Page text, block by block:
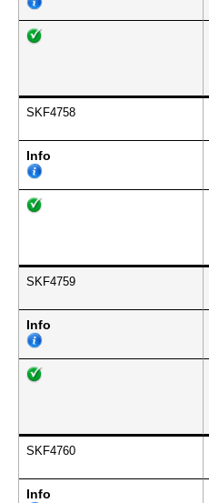
SKF4758
Info
SKF4759
Info
SKF4760
Info